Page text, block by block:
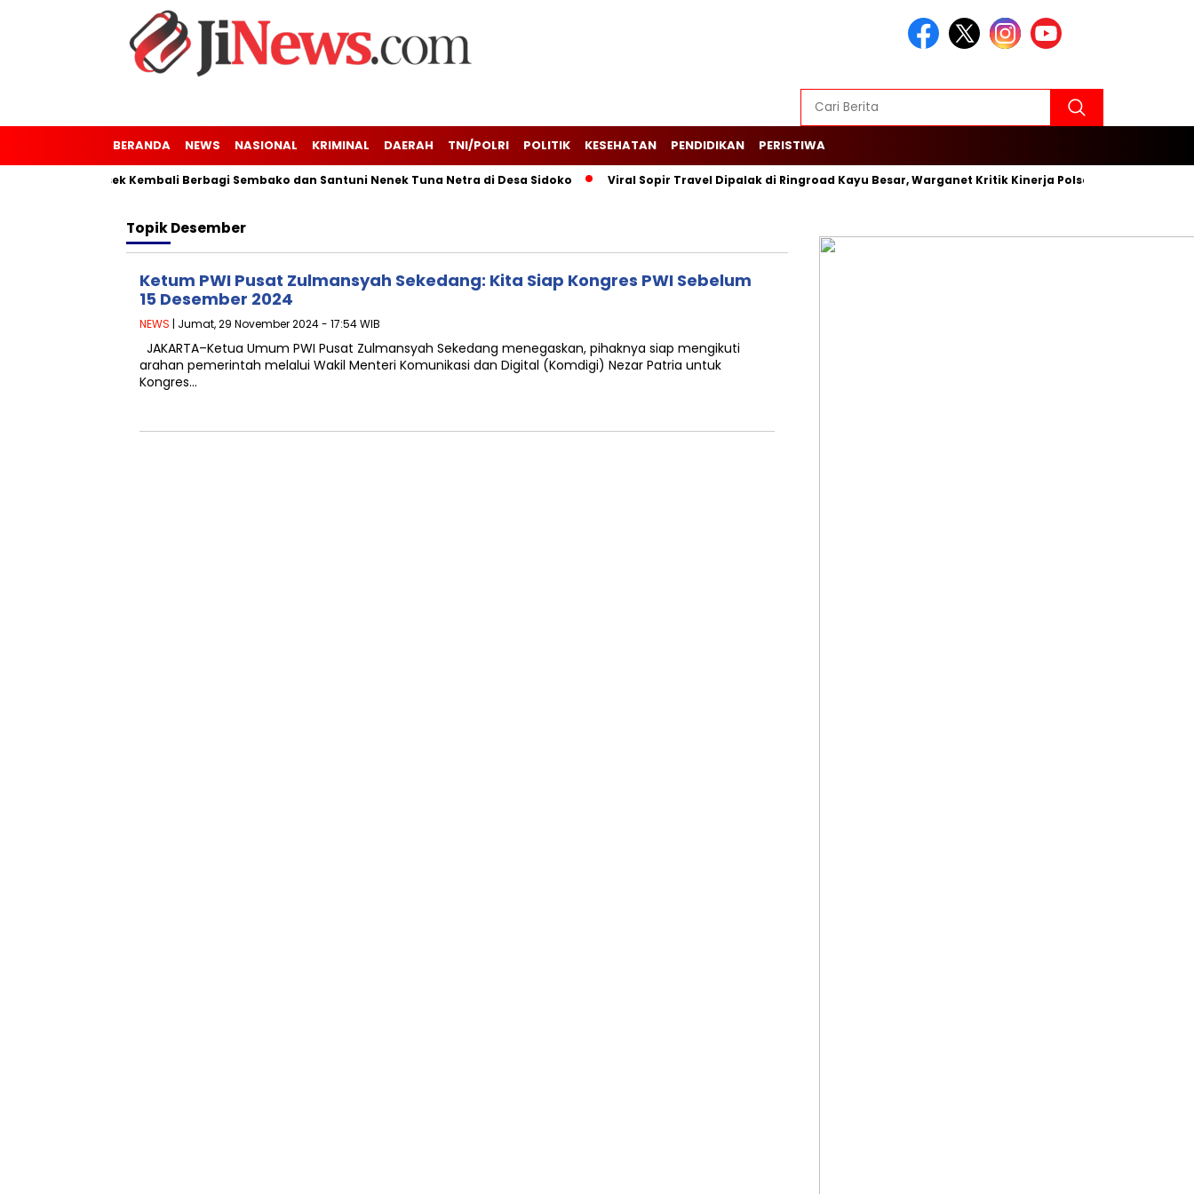
BERANDA NEWS NASIONAL KRIMINAL DAERAH TNI/POLRI POLITIK KESEHATAN PENDIDIKAN PERISTIWA
Kaler-Kresek Kembali Berbagi Sembako dan Santuni Nenek Tuna Netra di Desa Sidoko Viral Sopir Travel Dipalak di Ringroad Kayu Besar, Warganet Kritik Kinerja Polsek Cengkareng
TopikDesember
Ketum PWI Pusat Zulmansyah Sekedang: Kita Siap Kongres PWI Sebelum
15 Desember 2024
NEWS | Jumat, 29 November 2024 - 17:54 WIB
JAKARTA–Ketua Umum PWI Pusat Zulmansyah Sekedang menegaskan, pihaknya siap mengikuti
arahan pemerintah melalui Wakil Menteri Komunikasi dan Digital (Komdigi) Nezar Patria untuk
Kongres…